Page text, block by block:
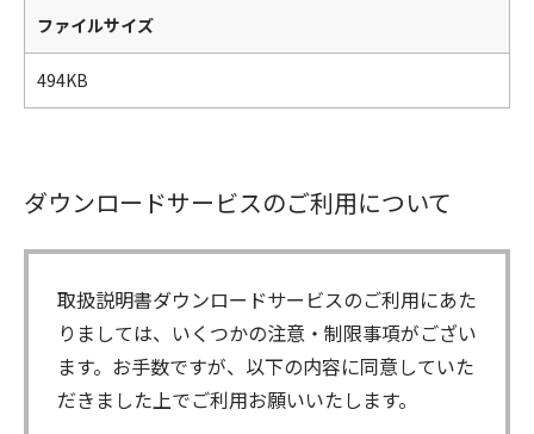
ファイルサイズ
494KB
ダウンロードサービスのご利用について
取扱説明書ダウンロードサービスのご利用にあた
りましては、いくつかの注意・制限事項がござい
ます。お手数ですが、以下の内容に同意していた
だきました上でご利用お願いいたします。